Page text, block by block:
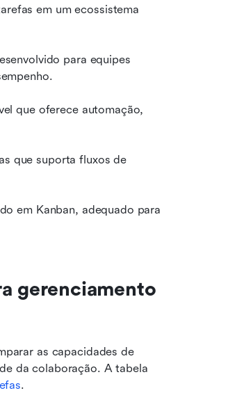
em um ecossistema
para equipes
que oferece automação,
que suporta fluxos de
em Kanban, adequado para
gerenciamento
as capacidades de
da colaboração. A tabela
.